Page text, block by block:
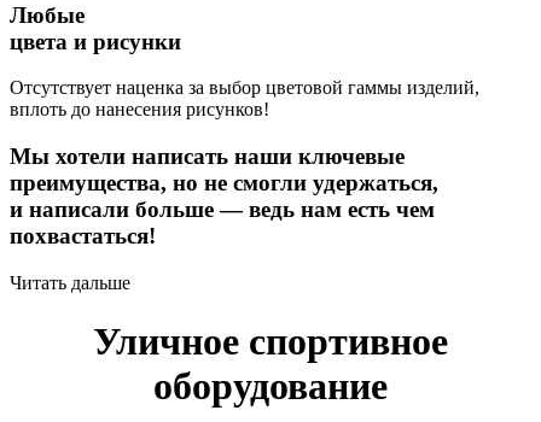
Любые
цвета и рисунки
Отсутствует наценка за выбор цветовой гаммы изделий,
вплоть до нанесения рисунков!
Мы хотели написать наши ключевые
преимущества, но не смогли удержаться,
и написали больше — ведь нам есть чем
похвастаться!
Читать дальше
Уличное спортивное
оборудование